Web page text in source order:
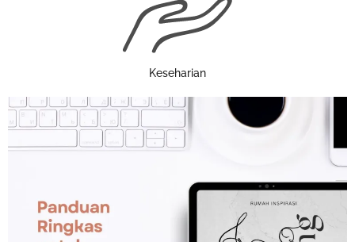
Keseharian